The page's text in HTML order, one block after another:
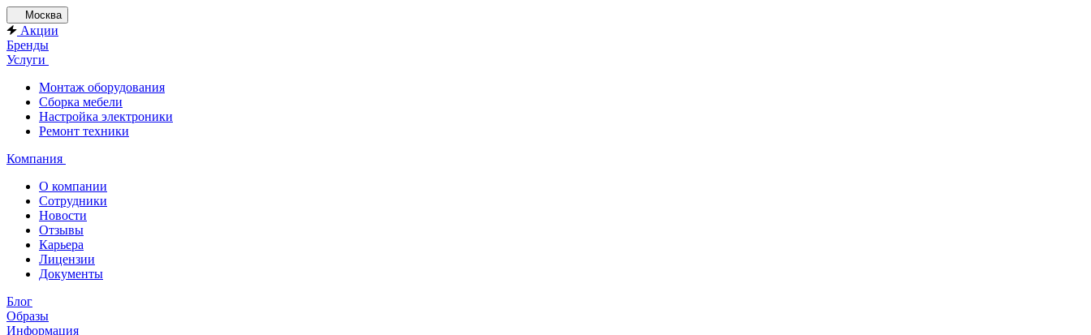
Москва
Акции
Бренды
Услуги
Монтаж оборудования
Сборка мебели
Настройка электроники
Ремонт техники
Компания
О компании
Сотрудники
Новости
Отзывы
Карьера
Лицензии
Документы
Блог
Образы
Информация